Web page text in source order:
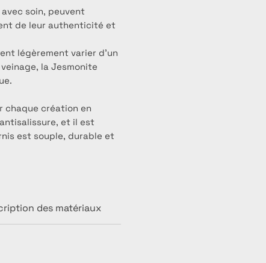
soin, peuvent
de leur authenticité et
légèrement varier d’un
la Jesmonite
chaque création en
et il est
est souple, durable et
des matériaux